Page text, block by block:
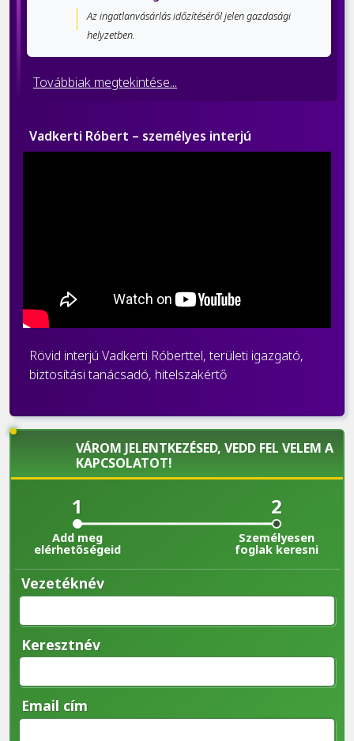
Az ingatlanvásárlás időzítéséről jelen gazdasági
helyzetben.
Továbbiak megtekintése...
Vadkerti Róbert – személyes interjú
Rövid interjú Vadkerti Róberttel, területi igazgató,
biztosítási tanácsadó, hitelszakértő
VÁROM JELENTKEZÉSED, VEDD FEL VELEM A
KAPCSOLATOT!
1
Add meg
elérhetőségeid
2
Személyesen
foglak keresni
Vezetéknév
Keresztnév
Email cím